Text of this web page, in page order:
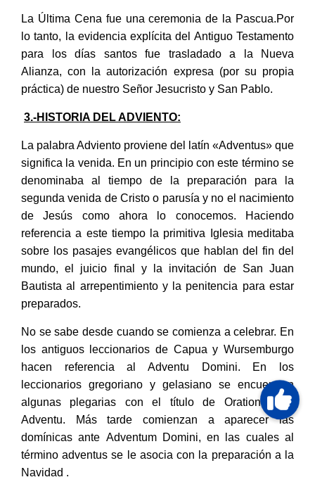
La Última Cena fue una ceremonia de la Pascua.Por
lo tanto, la evidencia explícita del Antiguo Testamento
para los días santos fue trasladado a la Nueva
Alianza, con la autorización expresa (por su propia
práctica) de nuestro Señor Jesucristo y San Pablo.
3.-HISTORIA DEL ADVIENTO:
La palabra Adviento proviene del latín «Adventus» que
significa la venida. En un principio con este término se
denominaba al tiempo de la preparación para la
segunda venida de Cristo o parusía y no el nacimiento
de Jesús como ahora lo conocemos. Haciendo
referencia a este tiempo la primitiva Iglesia meditaba
sobre los pasajes evangélicos que hablan del fin del
mundo, el juicio final y la invitación de San Juan
Bautista al arrepentimiento y la penitencia para estar
preparados.
No se sabe desde cuando se comienza a celebrar. En
los antiguos leccionarios de Capua y Wursemburgo
hacen referencia al Adventu Domini. En los
leccionarios gregoriano y gelasiano se encuentran
algunas plegarias con el título de Orationes de
Adventu. Más tarde comienzan a aparecer las
domínicas ante Adventum Domini, en las cuales al
término adventus se le asocia con la preparación a la
Navidad .